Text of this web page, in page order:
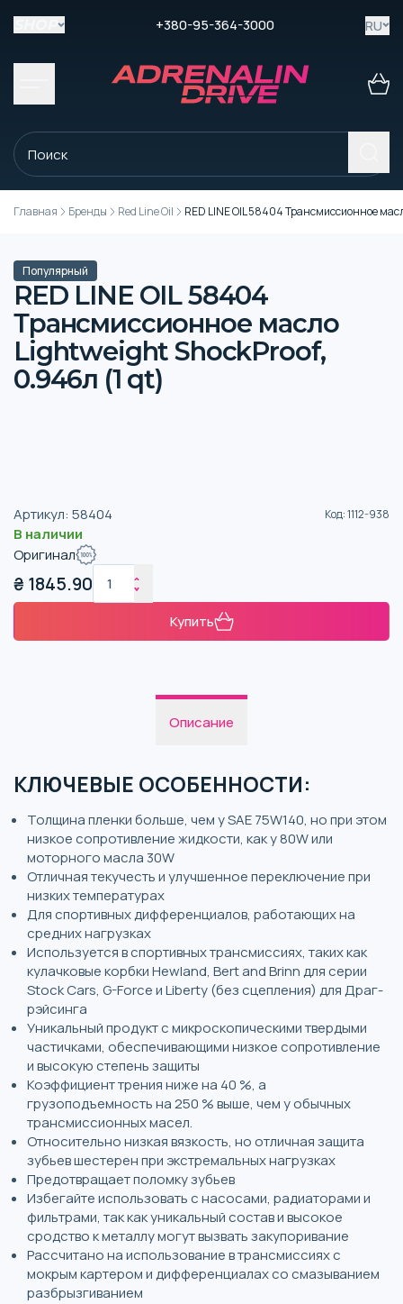
+380-95-364-3000 RU
Главная Бренды Red Line Oil RED LINE OIL 58404 Трансмиссионное
Популярный
RED LINE OIL 58404
Трансмиссионное масло
Lightweight ShockProof,
0.946л (1 qt)
Артикул: 58404 Код:1112-938
В наличии
Оригинал
₴ 1845.90
Купить
Описание
КЛЮЧЕВЫЕ ОСОБЕННОСТИ:
Толщина пленки больше, чем у SAE 75W140, но при этом
низкое сопротивление жидкости, как у 80W или
моторного масла 30W
Отличная текучесть и улучшенное переключение при
низких температурах
Для спортивных дифференциалов, работающих на
средних нагрузках
Используется в спортивных трансмиссиях, таких как
кулачковые корбки Hewland, Bert and Brinn для серии
Stock Cars, G-Force и Liberty (без сцепления) для Драг-
рэйсинга
Уникальный продукт с микроскопическими твердыми
частичками, обеспечивающими низкое сопротивление
и высокую степень защиты
Коэффициент трения ниже на 40 %, а
грузоподъемность на 250 % выше, чем у обычных
трансмиссионных масел.
Относительно низкая вязкость, но отличная защита
зубьев шестерен при экстремальных нагрузках
Предотвращает поломку зубьев
Избегайте использовать с насосами, радиаторами и
фильтрами, так как уникальный состав и высокое
сродство к металлу могут вызвать закупоривание
Рассчитано на использование в трансмиссиях с
мокрым картером и дифференциалах со смазыванием
разбрызгиванием